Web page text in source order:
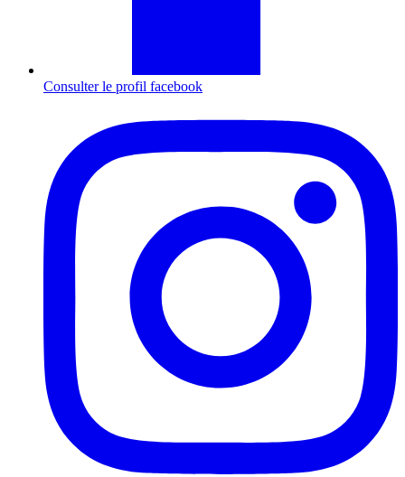
Consulter le profil facebook